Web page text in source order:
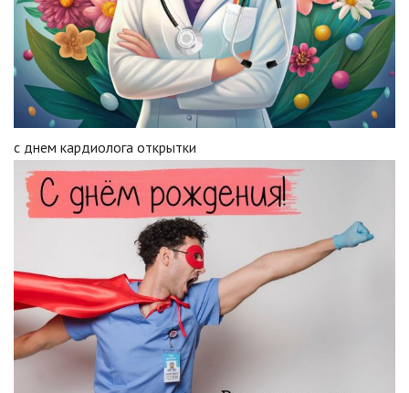
с днем кардиолога открытки